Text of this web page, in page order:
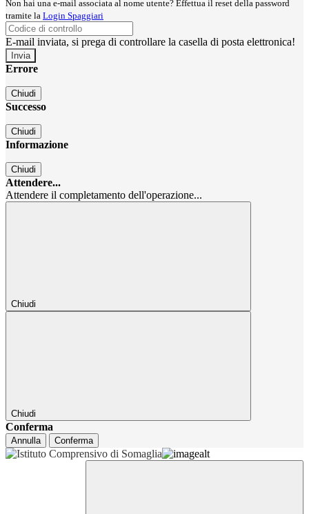
Non hai una e-mail associata al nome utente? Effettua il reset della password
tramite la Login Spaggiari
E-mail inviata, si prega di controllare la casella di posta elettronica!
Errore
Chiudi
Successo
Chiudi
Informazione
Chiudi
Attendere...
Attendere il completamento dell'operazione...
Chiudi
Chiudi
Conferma
Annulla Conferma